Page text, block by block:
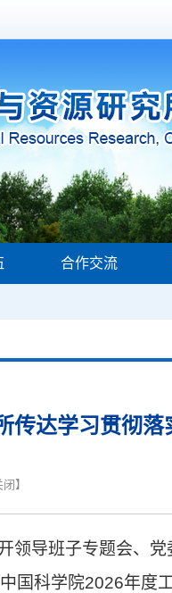
合作交流
传达学习贯彻
闭 】
领导班子专题会、党
国科学院2026年度